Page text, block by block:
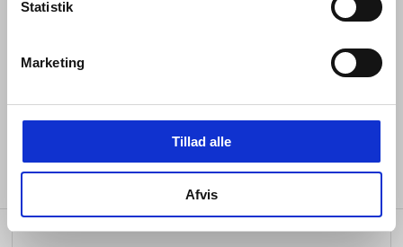
Statistik
Marketing
Tillad alle
Afvis
2 x 9,5mm flexible tilslutningsslanger
Trykgruppe 2 (50–150 kPa)
Syrefast rustfrit stål AISI316